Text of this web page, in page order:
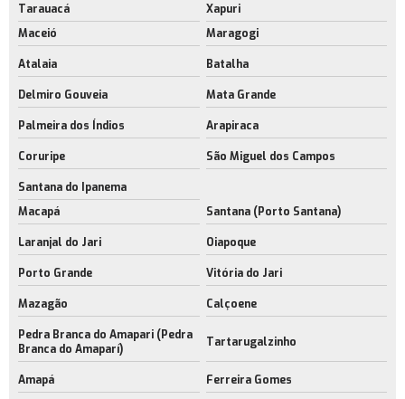
Tarauacá
Xapuri
Maceió
Maragogi
Atalaia Batalha
Delmiro Gouveia Mata Grande
Palmeira dos Índios Arapiraca
Coruripe São Miguel dos Campos
Santana do Ipanema
Macapá
Santana (Porto Santana)
Laranjal do Jari Oiapoque
Porto Grande Vitória do Jari
Mazagão Calçoene
Pedra Branca do Amapari (Pedra
Branca do Amaparí)
Tartarugalzinho
Amapá Ferreira Gomes